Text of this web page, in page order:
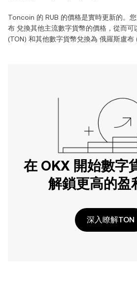
Toncoin 的 RUB 的價格是實時更新的。
布 兌換其他主流數字貨幣的價格，從而可
(TON) 和其他數字貨幣兌換為 俄羅斯盧布
在 OKX 開始數字
解鎖更高的盈
深入瞭解TON